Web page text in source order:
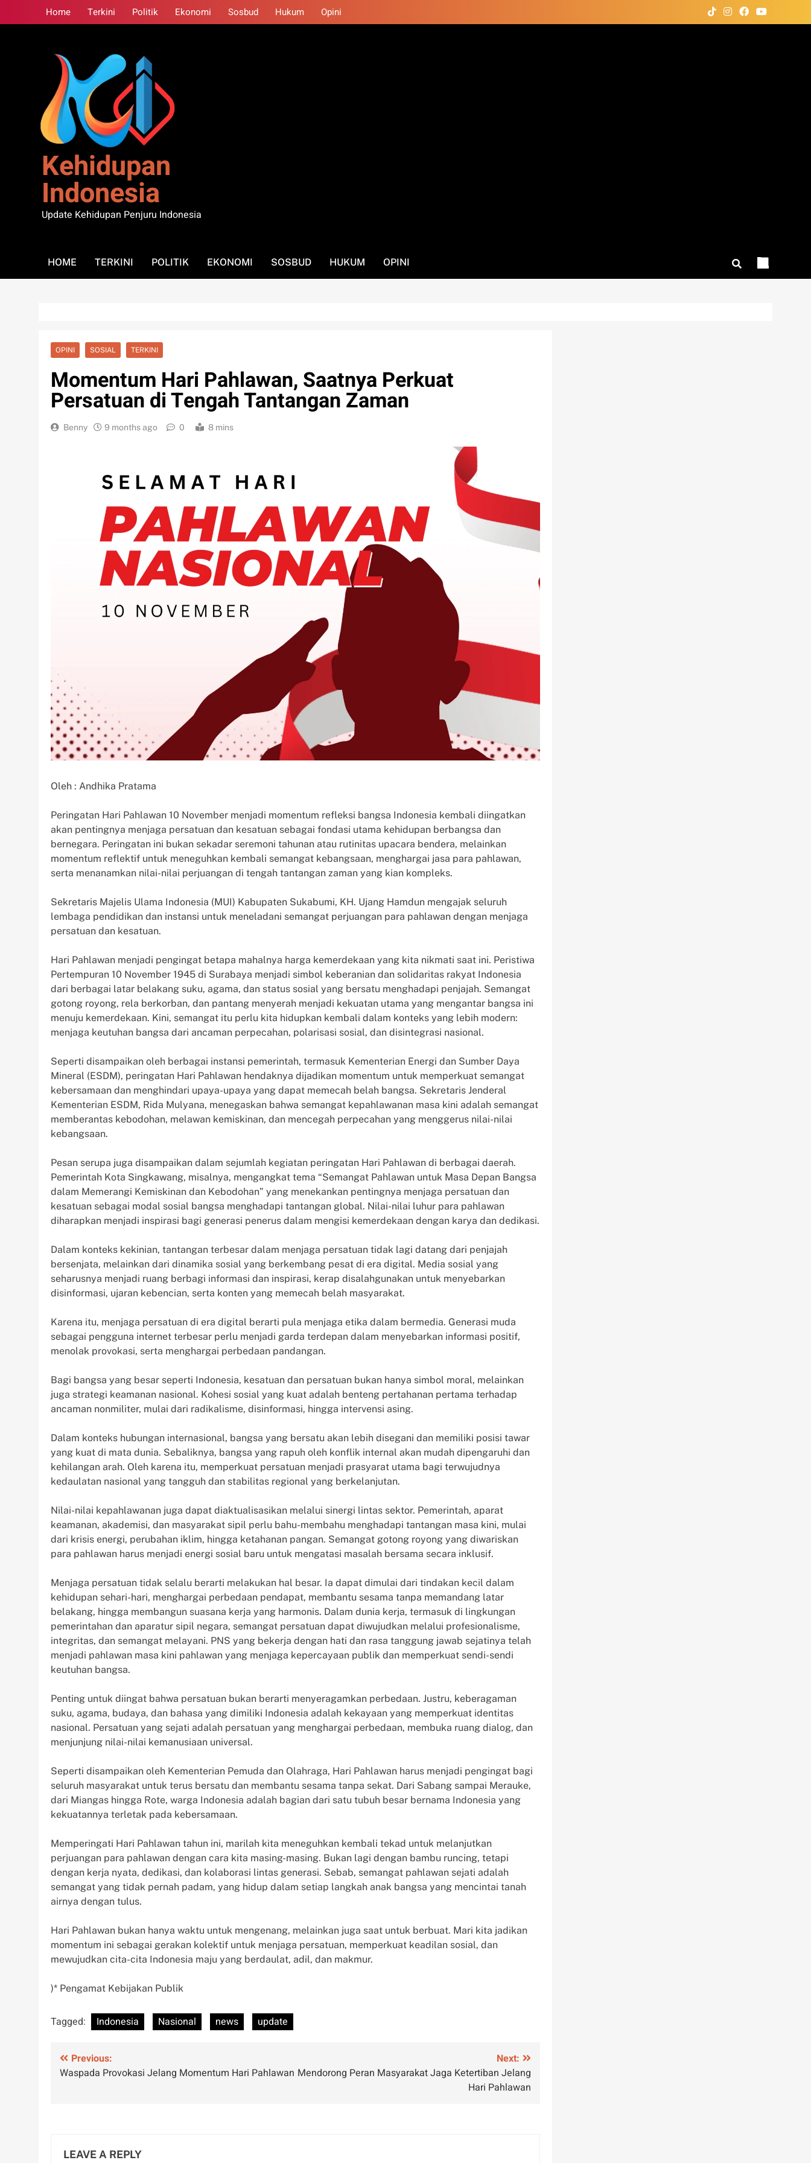
to
Home Terkini Politik Ekonomi Sosbud Hukum Opini
Kehidupan
Indonesia
Update Kehidupan Penjuru Indonesia
HOME TERKINI POLITIK EKONOMI SOSBUD HUKUM OPINI
OPINI SOSIAL TERKINI
Momentum Hari Pahlawan, Saatnya Perkuat
Persatuan di Tengah Tantangan Zaman
Benny 9 months ago 0 8 mins
Oleh : Andhika Pratama
Peringatan Hari Pahlawan 10 November menjadi momentum refleksi bangsa Indonesia kembali diingatkan
akan pentingnya menjaga persatuan dan kesatuan sebagai fondasi utama kehidupan berbangsa dan
bernegara. Peringatan ini bukan sekadar seremoni tahunan atau rutinitas upacara bendera, melainkan
momentum reflektif untuk meneguhkan kembali semangat kebangsaan, menghargai jasa para pahlawan,
serta menanamkan nilai-nilai perjuangan di tengah tantangan zaman yang kian kompleks.
Sekretaris Majelis Ulama Indonesia (MUI) Kabupaten Sukabumi, KH. Ujang Hamdun mengajak seluruh
lembaga pendidikan dan instansi untuk meneladani semangat perjuangan para pahlawan dengan menjaga
persatuan dan kesatuan.
Hari Pahlawan menjadi pengingat betapa mahalnya harga kemerdekaan yang kita nikmati saat ini. Peristiwa
Pertempuran 10 November 1945 di Surabaya menjadi simbol keberanian dan solidaritas rakyat Indonesia
dari berbagai latar belakang suku, agama, dan status sosial yang bersatu menghadapi penjajah. Semangat
gotong royong, rela berkorban, dan pantang menyerah menjadi kekuatan utama yang mengantar bangsa ini
menuju kemerdekaan. Kini, semangat itu perlu kita hidupkan kembali dalam konteks yang lebih modern:
menjaga keutuhan bangsa dari ancaman perpecahan, polarisasi sosial, dan disintegrasi nasional.
Seperti disampaikan oleh berbagai instansi pemerintah, termasuk Kementerian Energi dan Sumber Daya
Mineral (ESDM), peringatan Hari Pahlawan hendaknya dijadikan momentum untuk memperkuat semangat
kebersamaan dan menghindari upaya-upaya yang dapat memecah belah bangsa. Sekretaris Jenderal
Kementerian ESDM, Rida Mulyana, menegaskan bahwa semangat kepahlawanan masa kini adalah semangat
memberantas kebodohan, melawan kemiskinan, dan mencegah perpecahan yang menggerus nilai-nilai
kebangsaan.
Pesan serupa juga disampaikan dalam sejumlah kegiatan peringatan Hari Pahlawan di berbagai daerah.
Pemerintah Kota Singkawang, misalnya, mengangkat tema “Semangat Pahlawan untuk Masa Depan Bangsa
dalam Memerangi Kemiskinan dan Kebodohan” yang menekankan pentingnya menjaga persatuan dan
kesatuan sebagai modal sosial bangsa menghadapi tantangan global. Nilai-nilai luhur para pahlawan
diharapkan menjadi inspirasi bagi generasi penerus dalam mengisi kemerdekaan dengan karya dan dedikasi.
Dalam konteks kekinian, tantangan terbesar dalam menjaga persatuan tidak lagi datang dari penjajah
bersenjata, melainkan dari dinamika sosial yang berkembang pesat di era digital. Media sosial yang
seharusnya menjadi ruang berbagi informasi dan inspirasi, kerap disalahgunakan untuk menyebarkan
disinformasi, ujaran kebencian, serta konten yang memecah belah masyarakat.
Karena itu, menjaga persatuan di era digital berarti pula menjaga etika dalam bermedia. Generasi muda
sebagai pengguna internet terbesar perlu menjadi garda terdepan dalam menyebarkan informasi positif,
menolak provokasi, serta menghargai perbedaan pandangan.
Bagi bangsa yang besar seperti Indonesia, kesatuan dan persatuan bukan hanya simbol moral, melainkan
juga strategi keamanan nasional. Kohesi sosial yang kuat adalah benteng pertahanan pertama terhadap
ancaman nonmiliter, mulai dari radikalisme, disinformasi, hingga intervensi asing.
Dalam konteks hubungan internasional, bangsa yang bersatu akan lebih disegani dan memiliki posisi tawar
yang kuat di mata dunia. Sebaliknya, bangsa yang rapuh oleh konflik internal akan mudah dipengaruhi dan
kehilangan arah. Oleh karena itu, memperkuat persatuan menjadi prasyarat utama bagi terwujudnya
kedaulatan nasional yang tangguh dan stabilitas regional yang berkelanjutan.
Nilai-nilai kepahlawanan juga dapat diaktualisasikan melalui sinergi lintas sektor. Pemerintah, aparat
keamanan, akademisi, dan masyarakat sipil perlu bahu-membahu menghadapi tantangan masa kini, mulai
dari krisis energi, perubahan iklim, hingga ketahanan pangan. Semangat gotong royong yang diwariskan
para pahlawan harus menjadi energi sosial baru untuk mengatasi masalah bersama secara inklusif.
Menjaga persatuan tidak selalu berarti melakukan hal besar. Ia dapat dimulai dari tindakan kecil dalam
kehidupan sehari-hari, menghargai perbedaan pendapat, membantu sesama tanpa memandang latar
belakang, hingga membangun suasana kerja yang harmonis. Dalam dunia kerja, termasuk di lingkungan
pemerintahan dan aparatur sipil negara, semangat persatuan dapat diwujudkan melalui profesionalisme,
integritas, dan semangat melayani. PNS yang bekerja dengan hati dan rasa tanggung jawab sejatinya telah
menjadi pahlawan masa kini pahlawan yang menjaga kepercayaan publik dan memperkuat sendi-sendi
keutuhan bangsa.
Penting untuk diingat bahwa persatuan bukan berarti menyeragamkan perbedaan. Justru, keberagaman
suku, agama, budaya, dan bahasa yang dimiliki Indonesia adalah kekayaan yang memperkuat identitas
nasional. Persatuan yang sejati adalah persatuan yang menghargai perbedaan, membuka ruang dialog, dan
menjunjung nilai-nilai kemanusiaan universal.
Seperti disampaikan oleh Kementerian Pemuda dan Olahraga, Hari Pahlawan harus menjadi pengingat bagi
seluruh masyarakat untuk terus bersatu dan membantu sesama tanpa sekat. Dari Sabang sampai Merauke,
dari Miangas hingga Rote, warga Indonesia adalah bagian dari satu tubuh besar bernama Indonesia yang
kekuatannya terletak pada kebersamaan.
Memperingati Hari Pahlawan tahun ini, marilah kita meneguhkan kembali tekad untuk melanjutkan
perjuangan para pahlawan dengan cara kita masing-masing. Bukan lagi dengan bambu runcing, tetapi
dengan kerja nyata, dedikasi, dan kolaborasi lintas generasi. Sebab, semangat pahlawan sejati adalah
semangat yang tidak pernah padam, yang hidup dalam setiap langkah anak bangsa yang mencintai tanah
airnya dengan tulus.
Hari Pahlawan bukan hanya waktu untuk mengenang, melainkan juga saat untuk berbuat. Mari kita jadikan
momentum ini sebagai gerakan kolektif untuk menjaga persatuan, memperkuat keadilan sosial, dan
mewujudkan cita-cita Indonesia maju yang berdaulat, adil, dan makmur.
)* Pengamat Kebijakan Publik
Tagged: Indonesia Nasional news update
Post
navigation
Previous:
Waspada Provokasi Jelang Momentum Hari Pahlawan
Next:
Mendorong Peran Masyarakat Jaga Ketertiban Jelang
Hari Pahlawan
LEAVE A REPLY